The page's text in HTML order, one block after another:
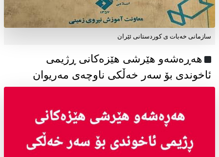
سازمانی خەبات ی كوردستانی ئێران
هەڕەشەو هێرشی هێزەکانی ڕژیمی
ئاخوندی بۆ سەر خەڵکی ناوچەی مەریوان